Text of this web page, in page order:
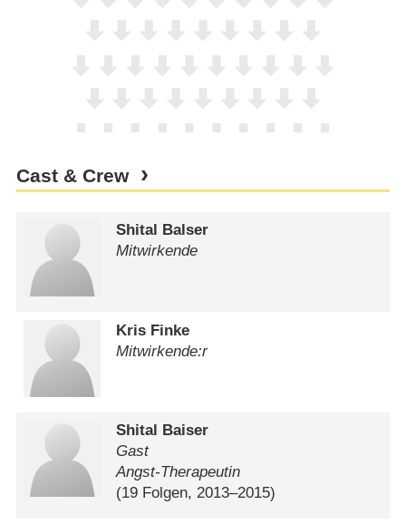
Cast & Crew
Shital Balser
Mitwirkende
Kris Finke
Mitwirkende:r
Shital Baiser
Gast
Angst-Therapeutin
(19 Folgen, 2013⁠–⁠2015)